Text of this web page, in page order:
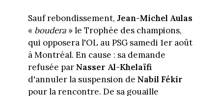
Sauf rebondissement, Jean-Michel Aulas
« boudera » le Trophée des champions,
qui opposera l'OL au PSG samedi 1er août
à Montréal. En cause : sa demande
refusée parNasser Al-Khelaïfi
d'annuler la suspension de Nabil Fékir
pour la rencontre. De sa gouaille